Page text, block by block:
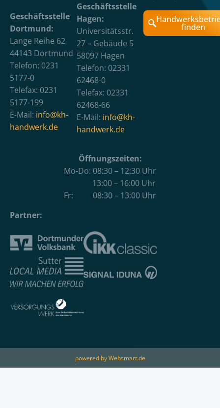
Geschäftsstelle
Dortmund:
Lange Reihe 62
44143 Dortmund
Telefon: 0231
5177-0
Telefax: 0231
5177-199
E-Mail: info@kh-
handwerk.de
Geschäftsstelle
Hagen:
Universitätsstr.
27 – Gebäude 5
58097 Hagen
Telefon: 02331
62468-0
Telefax: 02331
62468-66
E-Mail: info@kh-
handwerk.de
finden
Öffnungszeiten:
Mo-Do: 08:30 – 12:30 Uhr
13:00 – 16:00 Uhr
Fr: 08:30 – 13:00 Uhr
Partner:
powered by Websmart.de